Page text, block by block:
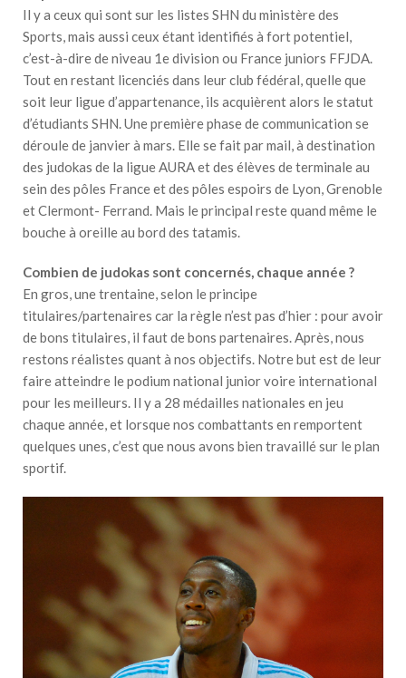
Il y a ceux qui sont sur les listes SHN du ministère des
Sports, mais aussi ceux étant identifiés à fort potentiel,
c’est-à-dire de niveau 1e division ou France juniors FFJDA.
Tout en restant licenciés dans leur club fédéral, quelle que
soit leur ligue d’appartenance, ils acquièrent alors le statut
d’étudiants SHN. Une première phase de communication se
déroule de janvier à mars. Elle se fait par mail, à destination
des judokas de la ligue AURA et des élèves de terminale au
sein des pôles France et des pôles espoirs de Lyon, Grenoble
et Clermont- Ferrand. Mais le principal reste quand même le
bouche à oreille au bord des tatamis.
Combien de judokas sont concernés, chaque année ?
En gros, une trentaine, selon le principe
titulaires/partenaires car la règle n’est pas d’hier : pour avoir
de bons titulaires, il faut de bons partenaires. Après, nous
restons réalistes quant à nos objectifs. Notre but est de leur
faire atteindre le podium national junior voire international
pour les meilleurs. Il y a 28 médailles nationales en jeu
chaque année, et lorsque nos combattants en remportent
quelques unes, c’est que nous avons bien travaillé sur le plan
sportif.